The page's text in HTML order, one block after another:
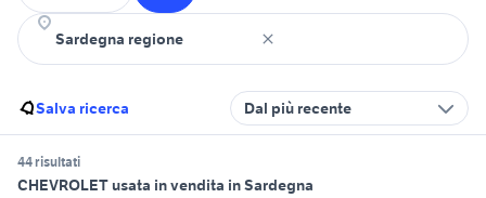
Salva ricerca Dal più recente
44 risultati
CHEVROLET usata in vendita in Sardegna